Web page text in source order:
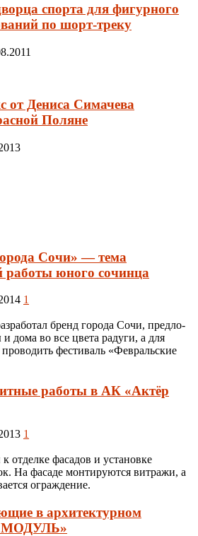
спорта для фигурного
по шорт-треку
от Дениса Симачева
Поляне
Сочи» — тема
работы юного сочинца
1
бренд го­ро­да Сочи, пред­ло­
до­ма во все цве­та ра­ду­ги, а для
фес­ти­валь «Фев­раль­ские
работы в АК «Актёр
1
отделке фасадов и установке
На фасаде монтируются витражи, а
ограждение.
в архитектурном
МОДУЛЬ»